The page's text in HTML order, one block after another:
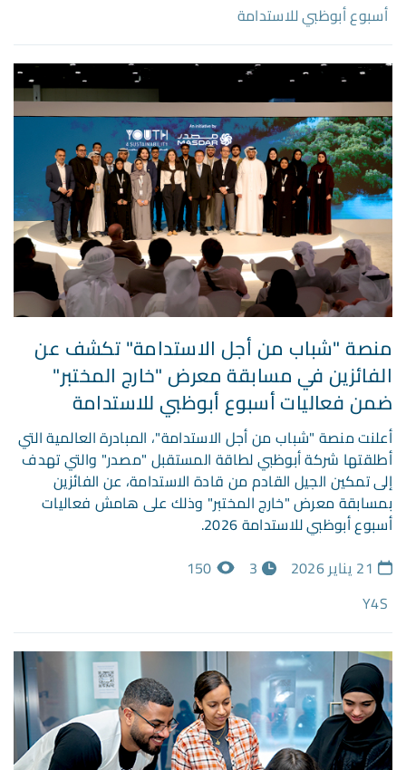
أسبوع أبوظبي للاستدامة
منصة "شباب من أجل الاستدامة" تكشف عن
الفائزين في مسابقة معرض "خارج المختبر"
ضمن فعاليات أسبوع أبوظبي للاستدامة
أعلنت منصة "شباب من أجل الاستدامة"، المبادرة العالمية التي
أطلقتها شركة أبوظبي لطاقة المستقبل "مصدر" والتي تهدف
إلى تمكين الجيل القادم من قادة الاستدامة، عن الفائزين
بمسابقة معرض "خارج المختبر" وذلك على هامش فعاليات
أسبوع أبوظبي للاستدامة 2026.
21 يناير 2026
3
150
Y4S